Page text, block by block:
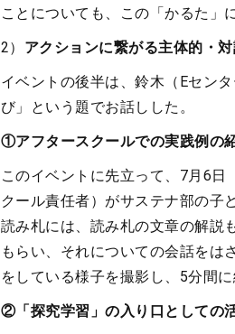
ことについても、この「かるた」
2） アクションに繋がる主体的・
イベントの後半は、鈴木（Eセン
び」という題でお話しした。
①アフタースクールでの実践例の
このイベントに先立って、7月6日
クール責任者）がサステナ部の子
読み札には、読み札の文章の解説
もらい、それについての会話をは
をしている様子を撮影し、5分間
②「探究学習」の入り口としての